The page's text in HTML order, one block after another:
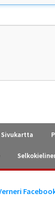
Sivukartta